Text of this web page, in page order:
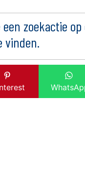
zoekactie
vinden.